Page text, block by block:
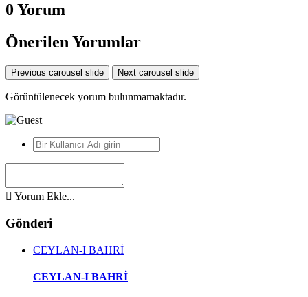
0 Yorum
Önerilen Yorumlar
Previous carousel slide Next carousel slide
Görüntülenecek yorum bulunmamaktadır.
Yorum Ekle...
Gönderi
CEYLAN-I BAHRİ
CEYLAN-I BAHRİ
*